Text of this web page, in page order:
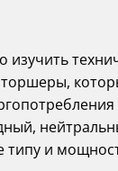
изучить
типу и